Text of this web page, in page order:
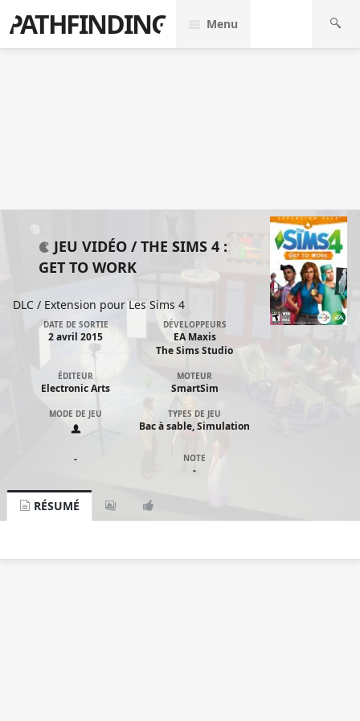
PATHFINDING Menu
JEU VIDÉO /THE SIMS 4 :
GET TO WORK
DLC / Extension pourLes Sims 4
DATE DE SORTIE
2 avril 2015
DÉVELOPPEURS
EA Maxis
The Sims Studio
ÉDITEUR
Electronic Arts
MOTEUR
SmartSim
MODE DE JEU TYPES DE JEU
Bac à sable, Simulation
- NOTE
-
RÉSUMÉ